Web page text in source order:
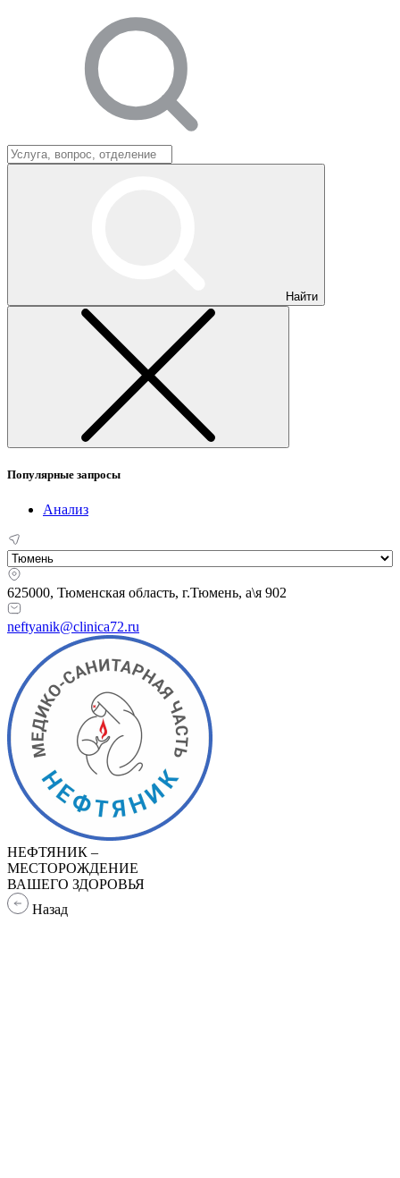
Найти
Популярные запросы
Анализ
625000, Тюменская область, г.Тюмень, а\я 902
neftyanik@clinica72.ru
НЕФТЯНИК –
МЕСТОРОЖДЕНИЕ
ВАШЕГО ЗДОРОВЬЯ
Назад